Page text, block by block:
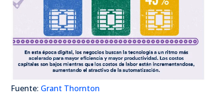
Fuente: Grant Thornton